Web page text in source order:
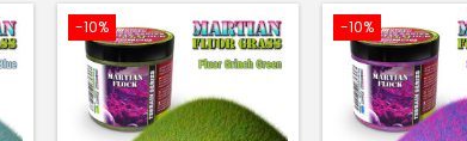
-10% -10%